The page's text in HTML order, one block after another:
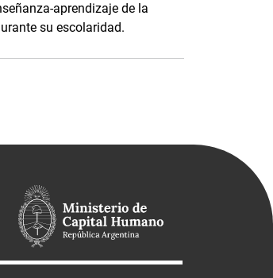
aprendizaje de la
su escolaridad.